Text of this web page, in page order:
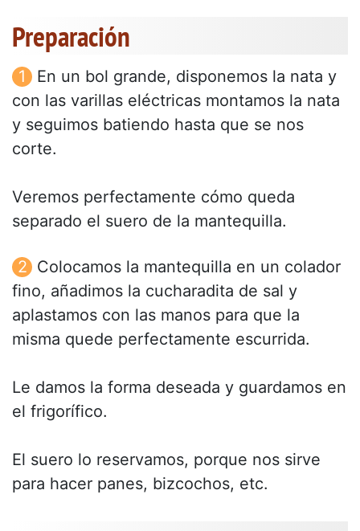
Preparación
En un bol grande, disponemos la nata y
con las varillas eléctricas montamos la nata
y seguimos batiendo hasta que se nos
corte.
Veremos perfectamente cómo queda
separado el suero de la mantequilla.
Colocamos la mantequilla en un colador
fino, añadimos la cucharadita de sal y
aplastamos con las manos para que la
misma quede perfectamente escurrida.
Le damos la forma deseada y guardamos en
el frigorífico.
El suero lo reservamos, porque nos sirve
para hacer panes, bizcochos, etc.